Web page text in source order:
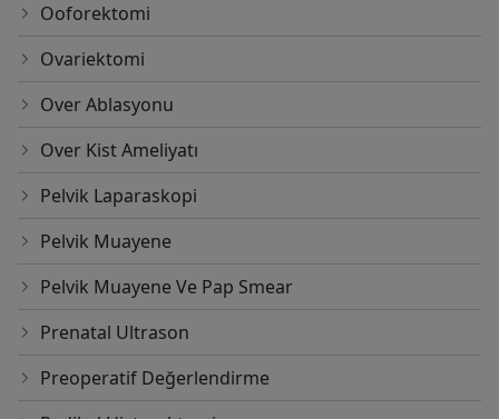
Ooforektomi
Ovariektomi
Over Ablasyonu
Over Kist Ameliyatı
Pelvik Laparaskopi
Pelvik Muayene
Pelvik Muayene Ve Pap Smear
Prenatal Ultrason
Preoperatif Değerlendirme